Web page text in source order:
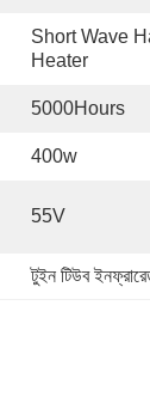
Short Wave
Heater
5000Hours
400w
55V
টুইন টিউব